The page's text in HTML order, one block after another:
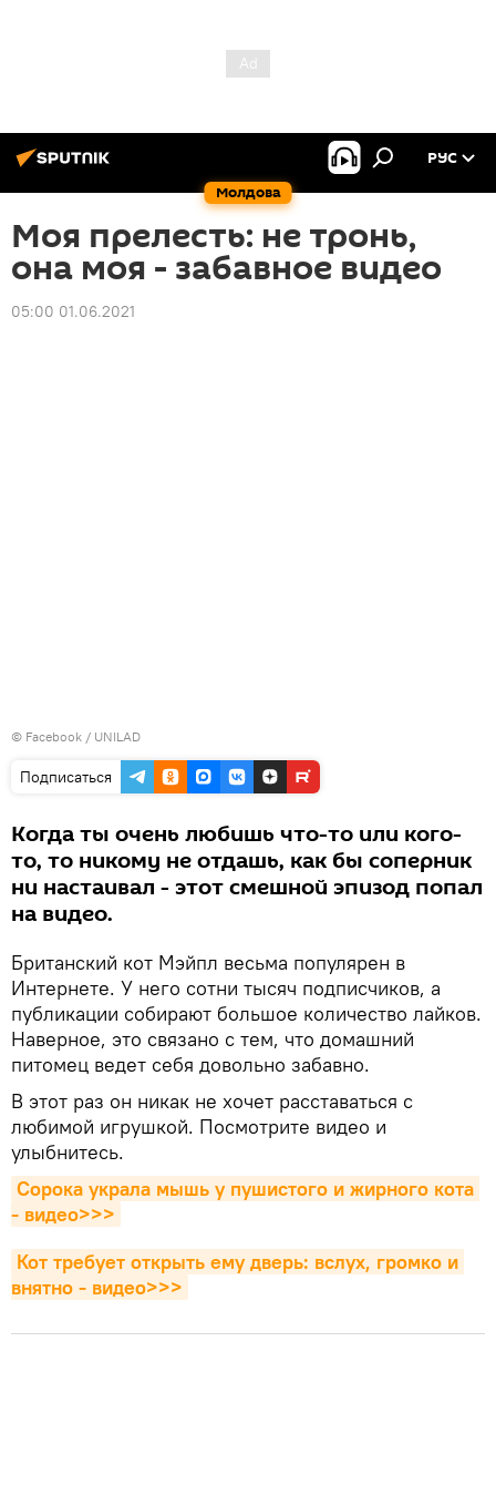
Молдова
РУС
Моя прелесть: не тронь,
она моя - забавное видео
05:00 01.06.2021
© Facebook / UNILAD
Подписаться
Когда ты очень любишь что-то или кого-
то, то никому не отдашь, как бы соперник
ни настаивал - этот смешной эпизод попал
на видео.
Британский кот Мэйпл весьма популярен в
Интернете. У него сотни тысяч подписчиков, а
публикации собирают большое количество лайков.
Наверное, это связано с тем, что домашний
питомец ведет себя довольно забавно.
В этот раз он никак не хочет расставаться с
любимой игрушкой. Посмотрите видео и
улыбнитесь.
Сорока украла мышь у пушистого и жирного кота
- видео>>>
Кот требует открыть ему дверь: вслух, громко и
внятно - видео>>>